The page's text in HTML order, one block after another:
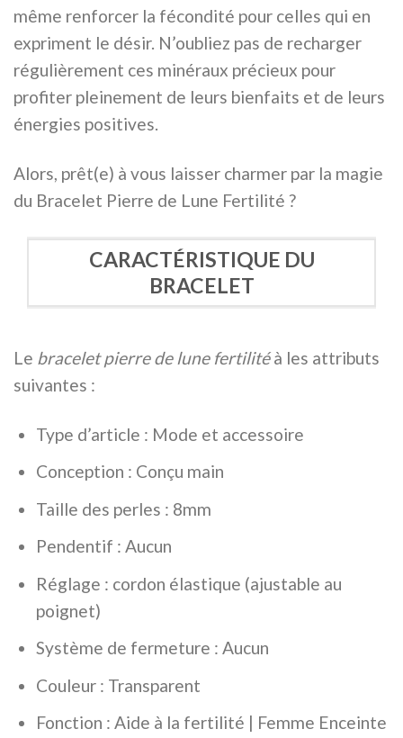
même renforcer la fécondité pour celles qui en
expriment le désir. N’oubliez pas de recharger
régulièrement ces minéraux précieux pour
profiter pleinement de leurs bienfaits et de leurs
énergies positives.
Alors, prêt(e) à vous laisser charmer par la magie
du Bracelet Pierre de Lune Fertilité ?
CARACTÉRISTIQUE DU
BRACELET
Le bracelet pierre de lune fertilitéà les attributs
suivantes :
Type d’article : Mode et accessoire
Conception : Conçu main
Taille des perles : 8mm
Pendentif : Aucun
Réglage : cordon élastique (ajustable au
poignet)
Système de fermeture : Aucun
Couleur : Transparent
Fonction : Aide à la fertilité | Femme Enceinte